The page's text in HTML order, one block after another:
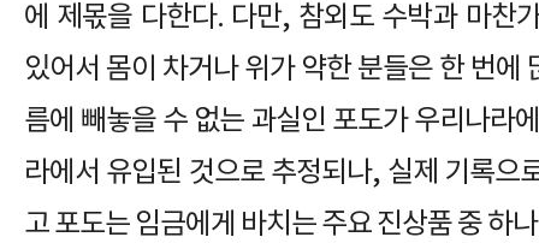
에 제몫을 다한다. 다만, 참외도 수박과 마찬
있어서 몸이 차거나 위가 약한 분들은 한 번에
름에 빼놓을 수 없는 과실인 포도가 우리나라
라에서 유입된 것으로 추정되나, 실제 기록으
고 포도는 임금에게 바치는 주요 진상품 중 하